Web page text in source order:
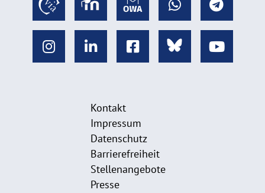
Kontakt
Impressum
Datenschutz
Barrierefreiheit
Stellenangebote
Presse